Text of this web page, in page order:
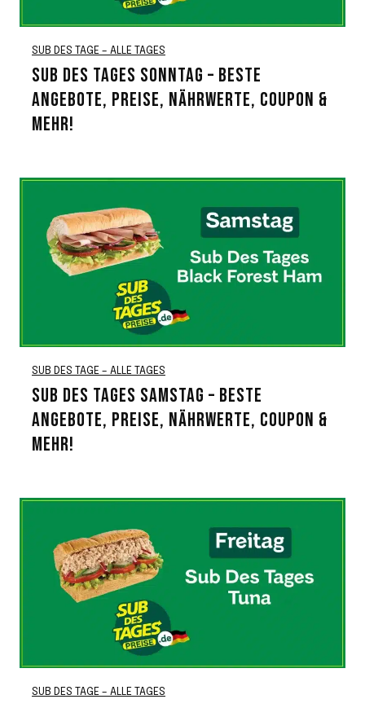
SUB DES TAGE – ALLE TAGES
SUB DES TAGES SONNTAG – BESTE
ANGEBOTE, PREISE, NÄHRWERTE, COUPON &
MEHR!
SUB DES TAGE – ALLE TAGES
SUB DES TAGES SAMSTAG – BESTE
ANGEBOTE, PREISE, NÄHRWERTE, COUPON &
MEHR!
SUB DES TAGE – ALLE TAGES